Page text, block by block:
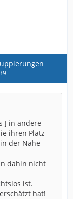
J in andere
ihren Platz
der Nähe
dahin nicht
ist.
hat!